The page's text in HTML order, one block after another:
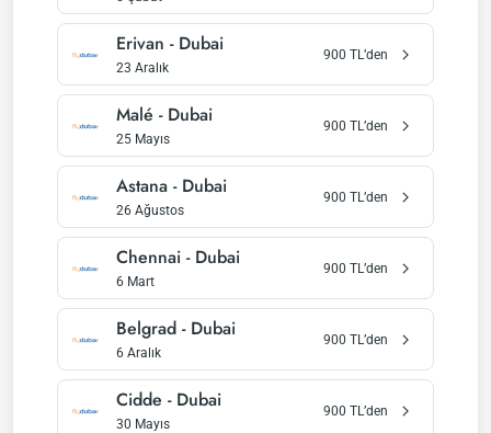
Erivan - Dubai
23 Aralık
900 TL’den
Malé - Dubai
25 Mayıs
900 TL’den
Astana - Dubai
26 Ağustos
900 TL’den
Chennai - Dubai
6 Mart
900 TL’den
Belgrad - Dubai
6 Aralık
900 TL’den
Cidde - Dubai
30 Mayıs
900 TL’den